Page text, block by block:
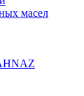
масел